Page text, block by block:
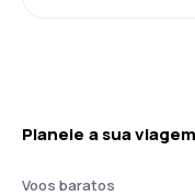
Planeie a sua viagem
Voos baratos